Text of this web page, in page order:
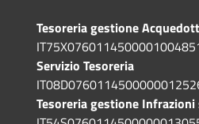
Tesoreria gestione
Servizio Tesoreria
Tesoreria gestione